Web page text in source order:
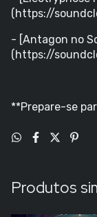
(https://
- [Antagon no
(https://
**Prepare-se
Produtos